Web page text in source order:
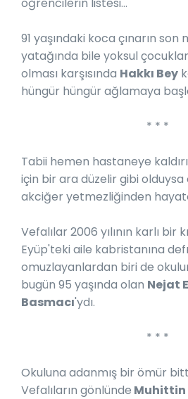
91 yaşındaki koca çınarın
yatağında bile yoksul
olması karşısında Hakkı Bey
hüngür hüngür ağlamaya
* * *
Tabii hemen hastaneye
için bir ara düzelir gibi olduysa
akciğer yetmezliğinden
Vefalılar 2006 yılının karlı bir
Eyüp'teki aile kabristanına
omuzlayanlardan biri de
bugün 95 yaşında olan Nejat
Basmacı'ydı.
* * *
Okuluna adanmış bir ömür
Vefalıların gönlünde Muhittin